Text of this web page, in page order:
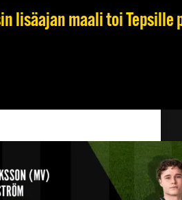
lisäajan maali toi Tepsille